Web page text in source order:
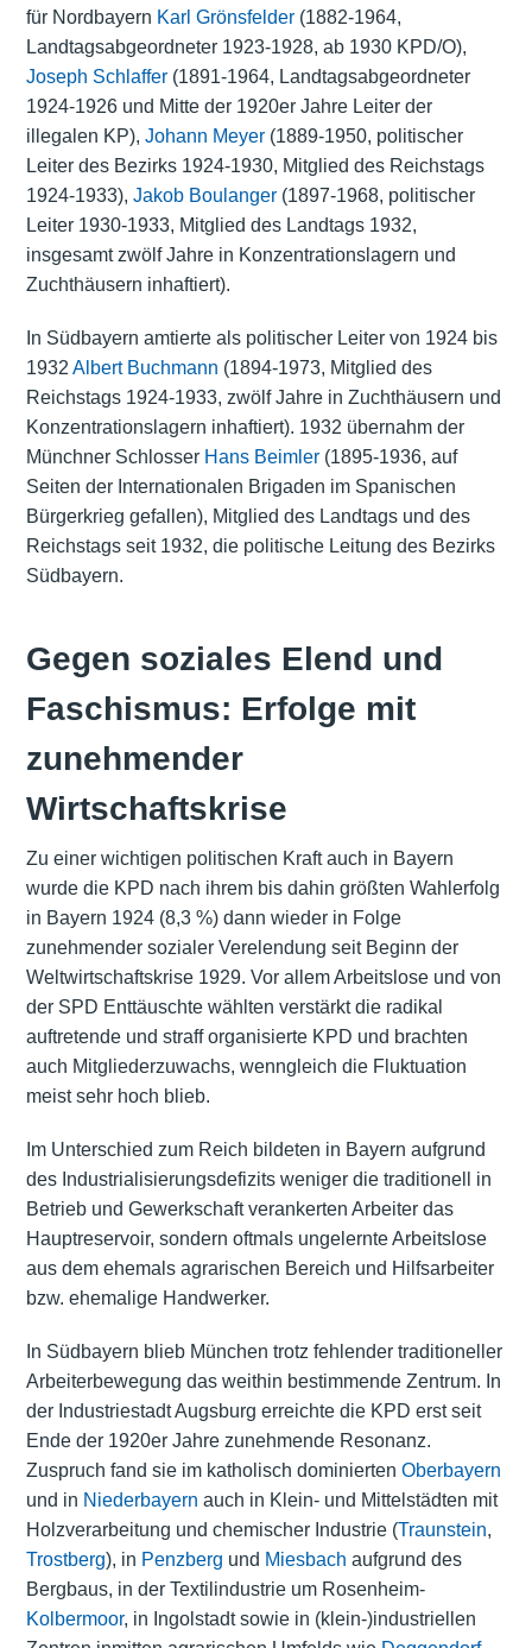
für Nordbayern Karl Grönsfelder(1882-1964,
Landtagsabgeordneter 1923-1928, ab 1930 KPD/O),
Joseph Schlaffer(1891-1964, Landtagsabgeordneter
1924-1926 und Mitte der 1920er Jahre Leiter der
illegalen KP), Johann Meyer(1889-1950, politischer
Leiter des Bezirks 1924-1930, Mitglied des Reichstags
1924-1933), Jakob Boulanger(1897-1968, politischer
Leiter 1930-1933, Mitglied des Landtags 1932,
insgesamt zwölf Jahre in Konzentrationslagern und
Zuchthäusern inhaftiert).
In Südbayern amtierte als politischer Leiter von 1924 bis
1932 Albert Buchmann (1894-1973, Mitglied des
Reichstags 1924-1933, zwölf Jahre in Zuchthäusern und
Konzentrationslagern inhaftiert). 1932 übernahm der
Münchner Schlosser Hans Beimler(1895-1936, auf
Seiten der Internationalen Brigaden im Spanischen
Bürgerkrieg gefallen), Mitglied des Landtags und des
Reichstags seit 1932, die politische Leitung des Bezirks
Südbayern.
Gegen soziales Elend und
Faschismus: Erfolge mit
zunehmender
Wirtschaftskrise
Zu einer wichtigen politischen Kraft auch in Bayern
wurde die KPD nach ihrem bis dahin größten Wahlerfolg
in Bayern 1924 (8,3 %) dann wieder in Folge
zunehmender sozialer Verelendung seit Beginn der
Weltwirtschaftskrise 1929. Vor allem Arbeitslose und von
der SPD Enttäuschte wählten verstärkt die radikal
auftretende und straff organisierte KPD und brachten
auch Mitgliederzuwachs, wenngleich die Fluktuation
meist sehr hoch blieb.
Im Unterschied zum Reich bildeten in Bayern aufgrund
des Industrialisierungsdefizits weniger die traditionell in
Betrieb und Gewerkschaft verankerten Arbeiter das
Hauptreservoir, sondern oftmals ungelernte Arbeitslose
aus dem ehemals agrarischen Bereich und Hilfsarbeiter
bzw. ehemalige Handwerker.
In Südbayern blieb München trotz fehlender traditioneller
Arbeiterbewegung das weithin bestimmende Zentrum. In
der Industriestadt Augsburg erreichte die KPD erst seit
Ende der 1920er Jahre zunehmende Resonanz.
Zuspruch fand sie im katholisch dominierten Oberbayern
und in Niederbayern auch in Klein- und Mittelstädten mit
Holzverarbeitung und chemischer Industrie (Traunstein,
Trostberg), in Penzberg und Miesbach aufgrund des
Bergbaus, in der Textilindustrie um Rosenheim-
Kolbermoor, in Ingolstadt sowie in (klein-)industriellen